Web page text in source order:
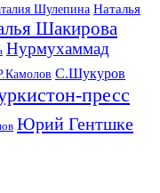
Шулепина Наталья
Шакирова
Нурмухаммад
С.Шукуров
пресс
Юрий Гентшке